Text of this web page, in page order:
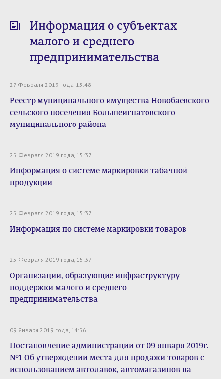
Информация о субъектах
малого и среднего
предпринимательства
27 Февраля 2019 года, 15:48
Реестр муниципального имущества Новобаевского
сельского поселения Большеигнатовского
муниципального района
25 Февраля 2019 года, 15:37
Информация о системе маркировки табачной
продукции
25 Февраля 2019 года, 15:37
Информация по системе маркировки товаров
25 Февраля 2019 года, 15:37
Организации, образующие инфраструктуру
поддержки малого и среднего
предпринимательства
09 Января 2019 года, 14:56
Постановление администрации от 09 января 2019г.
№1 Об утверждении места для продажи товаров с
использованием автолавок, автомагазинов на